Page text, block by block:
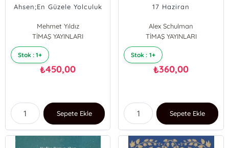
Ahsen;En Güzele Yolculuk
Mehmet Yıldız
TİMAŞ YAYINLARI
Stok : 1+
₺450,00
Sepete Ekle
17 Haziran
Alex Schulman
TİMAŞ YAYINLARI
Stok : 1+
₺360,00
Sepete Ekle